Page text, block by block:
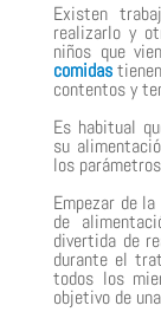
Existen
realizarlo y
niños que
comidas
contentos y
Es habitual
su
los
Empezar de
de
divertida de
durante el
todos los
objetivo de